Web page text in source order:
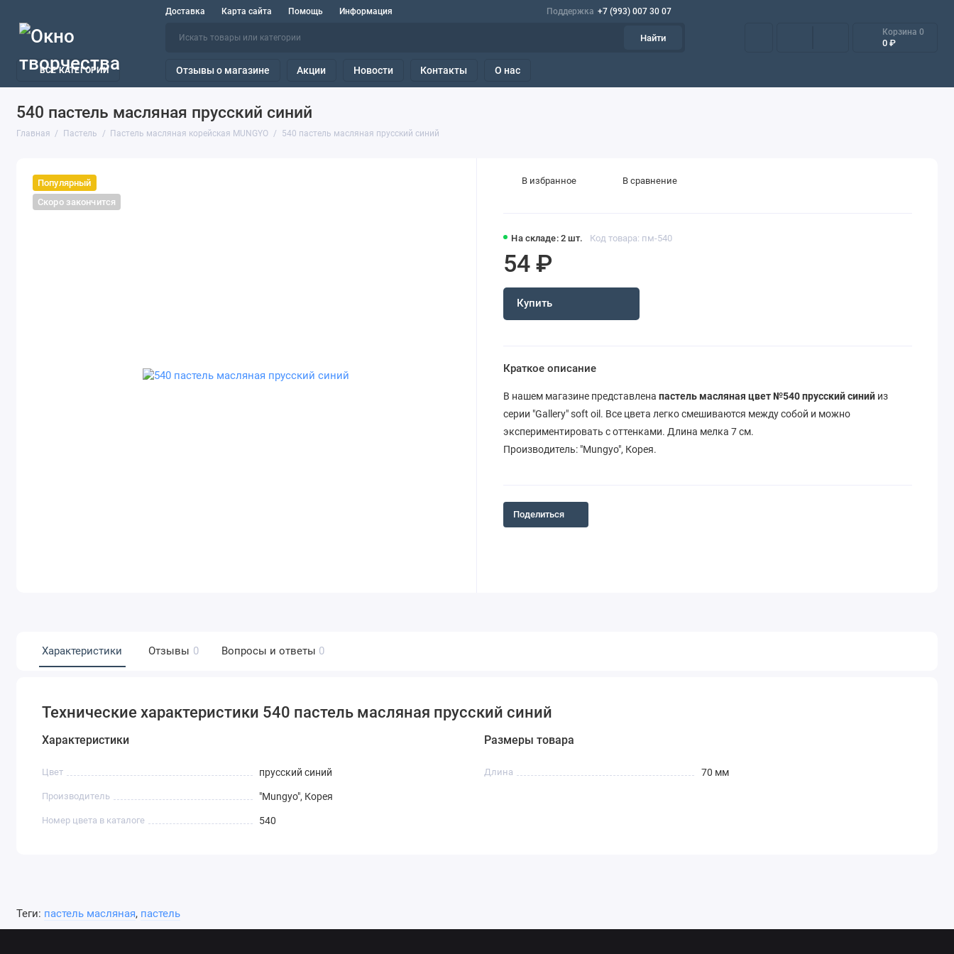
Доставка Карта сайта Помощь Информация Поддержка +7 (993) 007 30 07
Найти
Корзина 0
0 ₽
ВСЕ КАТЕГОРИИ Отзывы о магазине Акции Новости Контакты О нас
540 пастель масляная прусский синий
Главная Пастель Пастель масляная корейская MUNGYO 540 пастель масляная прусский синий
Популярный
Скоро закончится
На складе: 2 шт. Код товара: пм-540
54 ₽
Купить
В избранное В сравнение
Краткое описание
В нашем магазине представлена пастель масляная цвет №540 прусский синийиз
серии "Gallery" soft oil. Все цвета легко смешиваются между собой и можно
экспериментировать с оттенками. Длина мелка 7 см.
Производитель: "Mungyo", Корея.
Поделиться
Характеристики Отзывы 0 Вопросы и ответы 0
Технические характеристики 540 пастель масляная прусский синий
Характеристики
Цвет прусский синий
Производитель "Mungyo", Корея
Номер цвета в каталоге 540
Размеры товара
Длина 70 мм
Теги: пастель масляная, пастель